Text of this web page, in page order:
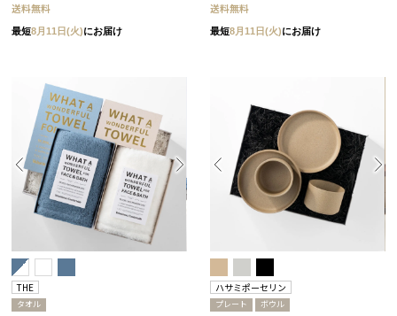
送料無料
最短8月11日(火)にお届け
送料無料
最短8月11日(火)にお届け
THE
タオル
ハサミポーセリン
プレート ボウル